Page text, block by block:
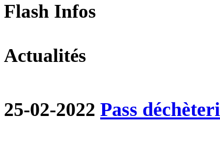
Flash Infos
Actualités
25-02-2022 Pass